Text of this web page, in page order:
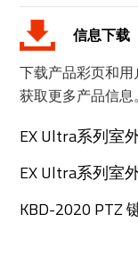
信息下载
下载产品彩页和
获取更多产品信息。
EX Ultra系列室
EX Ultra系列室
KBD-2020 PTZ